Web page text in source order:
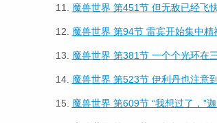
11. 魔兽世界 第451节 但无敌已经飞
12. 魔兽世界 第94节 雷宾开始集中
13. 魔兽世界 第381节 一个个光环在
14. 魔兽世界 第523节 伊利丹也注意
15. 魔兽世界 第609节 “我想过了，”